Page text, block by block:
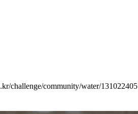
challenge/community/water/131022405